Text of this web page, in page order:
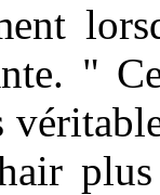
"
plus